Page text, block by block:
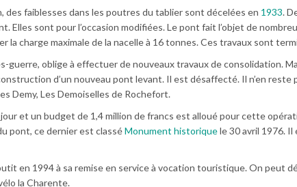
des faiblesses dans les poutres du tablier sont décelées en 1933.
Elles sont pour l’occasion modifiées. Le pont fait l’objet de
charge maximale de la nacelle à 16 tonnes. Ces travaux sont
guerre, oblige à effectuer de nouveaux travaux de consolidation.
d’un nouveau pont levant. Il est désaffecté. Il n’en reste
Demy, Les Demoiselles de Rochefort.
et un budget de 1,4 million de francs est alloué pour cette
pont, ce dernier est classéMonument historiquele 30 avril 1976. Il
en 1994 à sa remise en service à vocation touristique. On peut
la Charente.